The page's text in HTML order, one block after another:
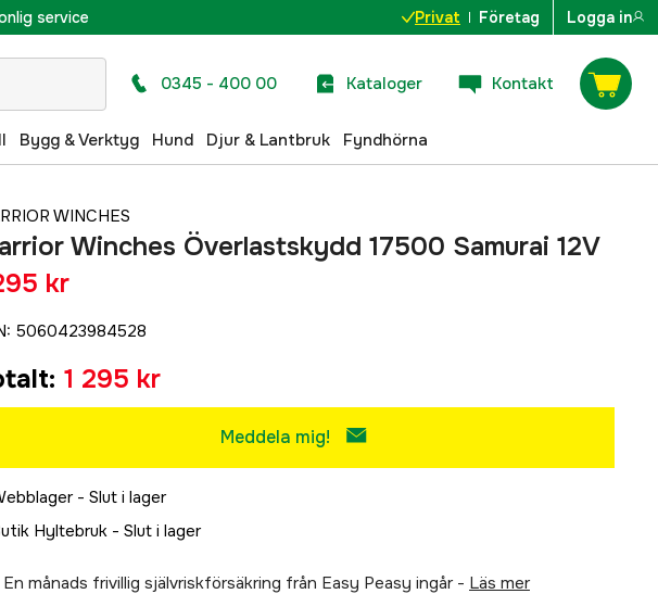
service Privat Företag Logga in
0345 - 400 00 Kataloger Kontakt
Bygg & Verktyg Hund Djur & Lantbruk Fyndhörna
WINCHES
Winches Överlastskydd 17500 Samurai 12V
kr
: 5060423984528
: 1 295 kr
Meddela mig!
- Slut i lager
Hyltebruk - Slut i lager
En månads frivillig självriskförsäkring från Easy Peasy ingår - läs mer